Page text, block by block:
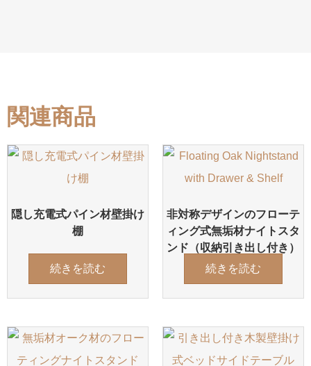
関連商品
隠し充電式パイン材壁掛け
棚
続きを読む
非対称デザインのフローテ
ィング式無垢材ナイトスタ
ンド（収納引き出し付き）
続きを読む